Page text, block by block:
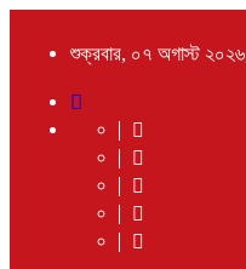
শুক্রবার, ০৭ অগাস্ট